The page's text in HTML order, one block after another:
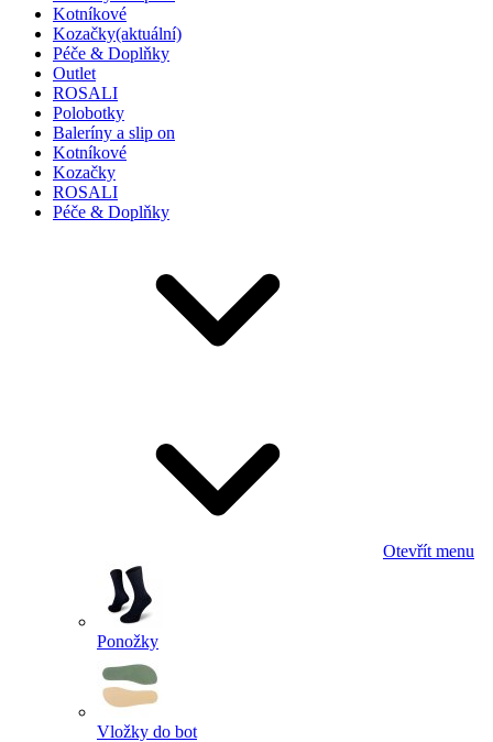
Kotníkové
Kozačky(aktuální)
Péče & Doplňky
Outlet
ROSALI
Polobotky
Baleríny a slip on
Kotníkové
Kozačky
ROSALI
Péče & Doplňky
Otevřít menu
Ponožky
Vložky do bot